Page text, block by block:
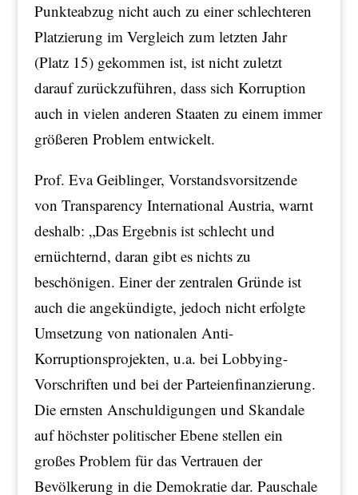
Punkteabzug nicht auch zu einer schlechteren
Platzierung im Vergleich zum letzten Jahr
(Platz 15) gekommen ist, ist nicht zuletzt
darauf zurückzuführen, dass sich Korruption
auch in vielen anderen Staaten zu einem immer
größeren Problem entwickelt.
Prof. Eva Geiblinger, Vorstandsvorsitzende
von Transparency International Austria, warnt
deshalb: „Das Ergebnis ist schlecht und
ernüchternd, daran gibt es nichts zu
beschönigen. Einer der zentralen Gründe ist
auch die angekündigte, jedoch nicht erfolgte
Umsetzung von nationalen Anti-
Korruptionsprojekten, u.a. bei Lobbying-
Vorschriften und bei der Parteienfinanzierung.
Die ernsten Anschuldigungen und Skandale
auf höchster politischer Ebene stellen ein
großes Problem für das Vertrauen der
Bevölkerung in die Demokratie dar. Pauschale